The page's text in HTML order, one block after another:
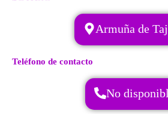
Armuña de
Teléfono de contacto
No